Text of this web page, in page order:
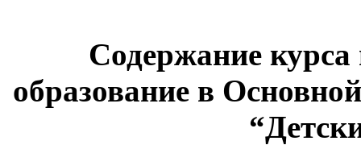
Содержание
образование в